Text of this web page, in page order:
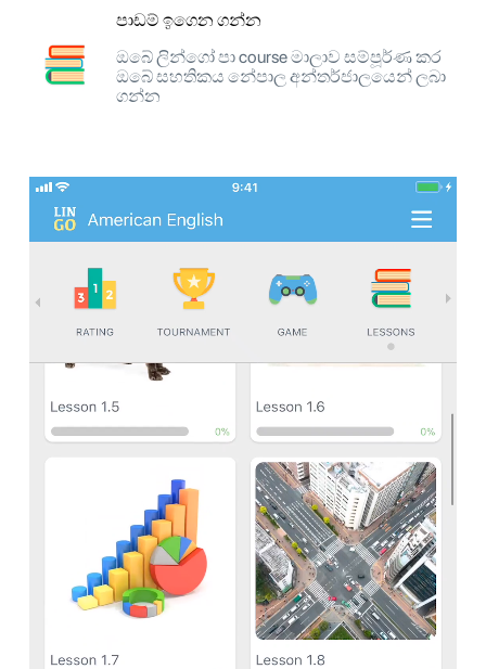
පාඩම් ඉගෙන ගන්න
ඔබේ ලින්ගෝ පා course මාලාව සම්පූර්ණ කර
ඔබේ සහතිකය නේපාල අන්තර්ජාලයෙන් ලබා
ගන්න